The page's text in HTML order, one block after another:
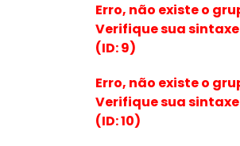
Erro, não existe o
Verifique sua
(ID: 9)
Erro, não existe o
Verifique sua
(ID: 10)